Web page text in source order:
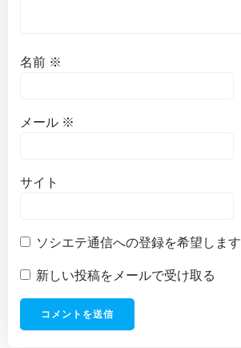
名前 ※
メール ※
サイト
ソシエテ通信への登録を希望します
新しい投稿をメールで受け取る